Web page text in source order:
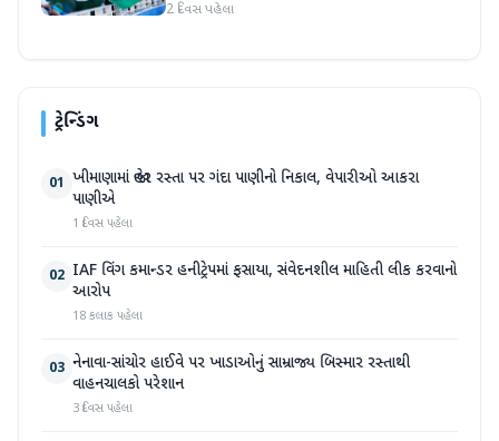
2 દિવસ પહેલા
ટ્રેન્ડિંગ
01 ખીમાણામાં જાહેર રસ્તા પર ગંદા પાણીનો નિકાલ, વેપારીઓ આકરા
પાણીએ
1 દિવસ પહેલા
02 IAF વિંગ કમાન્ડર હનીટ્રેપમાં ફસાયા, સંવેદનશીલ માહિતી લીક કરવાનો
આરોપ
18 કલાક પહેલા
03 નેનાવા-સાંચોર હાઈવે પર ખાડાઓનું સામ્રાજ્ય બિસ્માર રસ્તાથી
વાહનચાલકો પરેશાન
3 દિવસ પહેલા